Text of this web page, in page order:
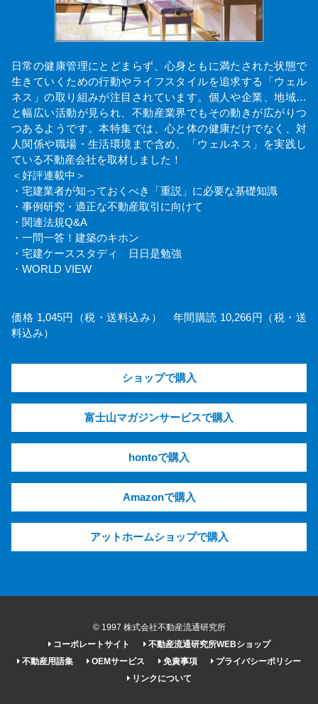
日常の健康管理にとどまらず、心身ともに満たされた状態で
生きていくための行動やライフスタイルを追求する「ウェル
ネス」の取り組みが注目されています。個人や企業、地域…
と幅広い活動が見られ、不動産業界でもその動きが広がりつ
つあるようです。本特集では、心と体の健康だけでなく、対
人関係や職場・生活環境まで含め、「ウェルネス」を実践し
ている不動産会社を取材しました！
＜好評連載中＞
・宅建業者が知っておくべき「重説」に必要な基礎知識
・事例研究・適正な不動産取引に向けて
・関連法規Q&A
・一問一答！建築のキホン
・宅建ケーススタディ 日日是勉強
・WORLD VIEW
価格 1,045円（税・送料込み） 年間購読 10,266円（税・送
料込み）
ショップで購入
富士山マガジンサービスで購入
hontoで購入
Amazonで購入
アットホームショップで購入
© 1997 株式会社不動産流通研究所
コーポレートサイト
不動産流通研究所WEBショップ
不動産用語集
OEMサービス 免責事項
プライバシーポリシー
リンクについて